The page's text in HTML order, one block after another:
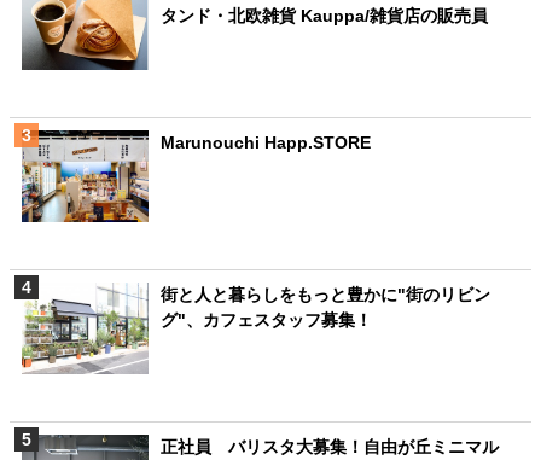
タンド・北欧雑貨 Kauppa/雑貨店の販売員
Marunouchi Happ.STORE
街と人と暮らしをもっと豊かに"街のリビン
グ"、カフェスタッフ募集！
正社員 バリスタ大募集！自由が丘ミニマル